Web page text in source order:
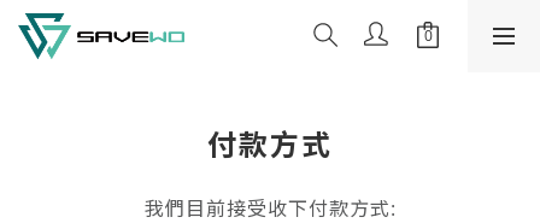
付款方式
我們目前接受收下付款方式: